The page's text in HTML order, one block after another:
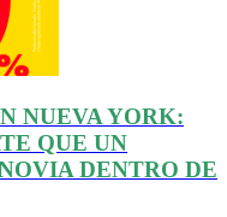
NUEVA YORK:
QUE UN
DENTRO DE